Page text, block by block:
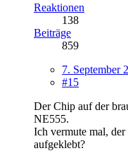
Reaktionen
138
Beiträge
859
7. September
#15
Der Chip auf der
NE555.
Ich vermute mal,
aufgeklebt?